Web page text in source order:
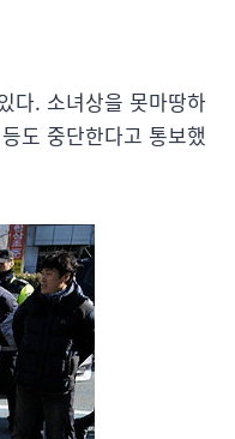
다. 소녀상을 못마땅하
도 중단한다고 통보했